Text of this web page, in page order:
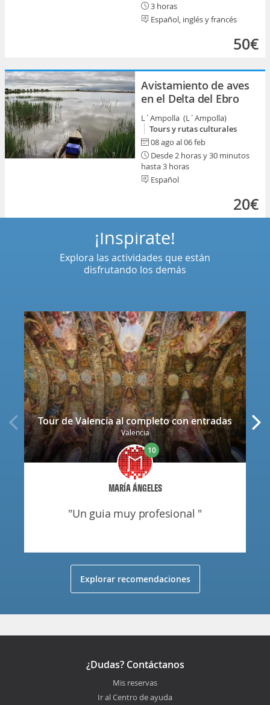
3 horas
Español, inglés y francés
50€
Avistamiento de aves
en el Delta del Ebro
L´Ampolla (L´Ampolla)
Tours y rutas culturales
08 ago al 06 feb
Desde 2 horas y 30 minutos
hasta 3 horas
Español
20€
Tour de Valencia al completo con entradas
Valencia
MARÍA ÁNGELES
10
"un guia muy profesional "
¡Inspírate!
Explora las actividades que están
disfrutando los demás
Explorar recomendaciones
¿Dudas? Contáctanos
Mis reservas
Ir al Centro de ayuda